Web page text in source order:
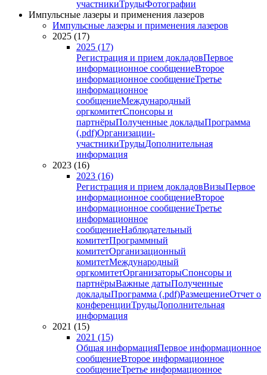
участникиТрудыФотографии
Импульсные лазеры и применения лазеров
Импульсные лазеры и применения лазеров
2025 (17)
2025 (17)
Регистрация и прием докладовПервое
информационное сообщениеВторое
информационное сообщениеТретье
информационное
сообщениеМеждународный
оргкомитетСпонсоры и
партнёрыПолученные докладыПрограмма
(.pdf)Организации-
участникиТрудыДополнительная
информация
2023 (16)
2023 (16)
Регистрация и прием докладовВизыПервое
информационное сообщениеВторое
информационное сообщениеТретье
информационное
сообщениеНаблюдательный
комитетПрограммный
комитетОрганизационный
комитетМеждународный
оргкомитетОрганизаторыСпонсоры и
партнёрыВажные датыПолученные
докладыПрограмма (.pdf)РазмещениеОтчет о
конференцииТрудыДополнительная
информация
2021 (15)
2021 (15)
Общая информацияПервое информационное
сообщениеВторое информационное
сообщениеТретье информационное